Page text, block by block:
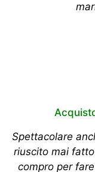
Spettacolare
riuscito mai
compro per